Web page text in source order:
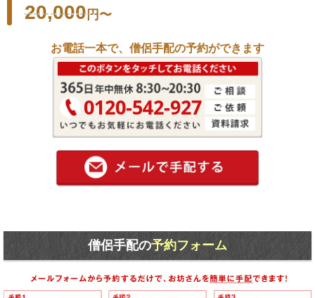
20,000円 〜
お電話一本で、僧侶手配の予約ができます
0120-542-927
僧侶手配の予約フォーム